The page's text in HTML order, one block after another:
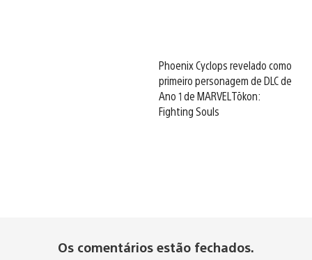
Phoenix Cyclops revelado como
primeiro personagem de DLC de
Ano 1 de MARVEL Tōkon:
Fighting Souls
Os comentários estão fechados.